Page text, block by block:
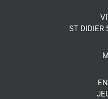
ST DIDIER